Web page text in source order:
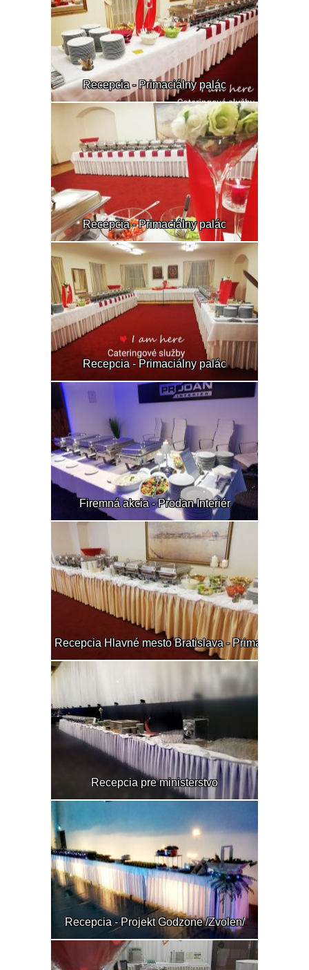
Recepcia - Primaciálny palác
Recepcia - Primaciálny palác
Recepcia - Primaciálny palác
Firemná akcia - Prodan Interiér
Recepcia Hlavné mesto Bratislava - Primaciálny
Recepcia pre ministerstvo
Recepcia - Projekt Godzone /Zvolen/